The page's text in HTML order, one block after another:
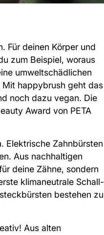
Für deinen Körper und
zum Beispiel, woraus
umweltschädlichen
Mit happybrush geht das
noch dazu vegan. Die
Award von PETA
Elektrische Zahnbürsten
Aus nachhaltigen
deine Zähne, sondern
klimaneutrale Schall-
bestehen zu
Aus alten